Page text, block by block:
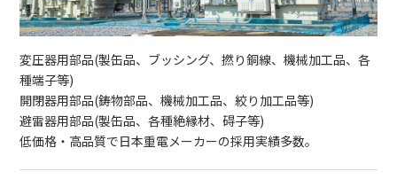
変圧器用部品(製缶品、ブッシング、撚り銅線、機械加工品、各
種端子等)
開閉器用部品(鋳物部品、機械加工品、絞り加工品等)
避雷器用部品(製缶品、各種絶縁材、碍子等)
低価格・高品質で日本重電メーカーの採用実績多数。